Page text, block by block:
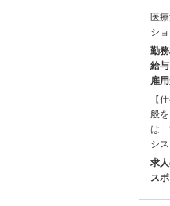
医
シ
勤
給
雇
【
般
は
シ
求
ス